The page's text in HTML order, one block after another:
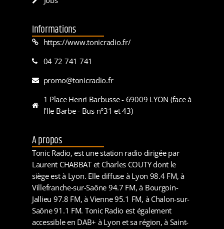
Informations
https://www.tonicradio.fr/
04 72 741 741
promo@tonicradio.fr
1 Place Henri Barbusse - 69009 LYON (face à
l'Ile Barbe - Bus n°31 et 43)
A propos
Tonic Radio, est une station radio dirigée par
Laurent CHABBAT et Charles COUTY dont le
siège est à Lyon. Elle diffuse à Lyon 98.4 FM, à
Villefranche-sur-Saône 94.7 FM, à Bourgoin-
Jallieu 97.8 FM, à Vienne 95.1 FM, à Chalon-sur-
Saône 91.1 FM. Tonic Radio est également
accessible en DAB+ à Lyon et sa région, à Saint-